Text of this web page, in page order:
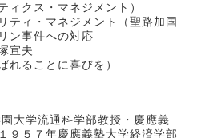
ィクス・マネジメント）
ィ・マネジメント（聖路加国
ン事件への対応
宣夫
ることに喜びを）
大学流通科学部教授・慶應義
９５７年慶應義塾大学経済学部